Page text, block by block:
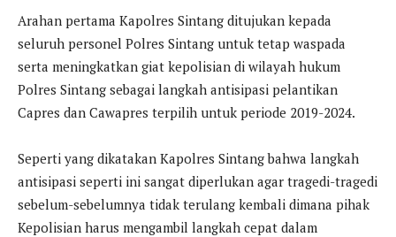
Arahan pertama Kapolres Sintang ditujukan kepada
seluruh personel Polres Sintang untuk tetap waspada
serta meningkatkan giat kepolisian di wilayah hukum
Polres Sintang sebagai langkah antisipasi pelantikan
Capres dan Cawapres terpilih untuk periode 2019-2024.
Seperti yang dikatakan Kapolres Sintang bahwa langkah
antisipasi seperti ini sangat diperlukan agar tragedi-tragedi
sebelum-sebelumnya tidak terulang kembali dimana pihak
Kepolisian harus mengambil langkah cepat dalam